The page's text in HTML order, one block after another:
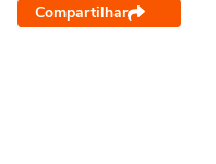
Compartilhar